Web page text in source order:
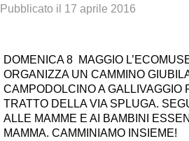
Pubblicato il 17 aprile 2016
DOMENICA 8 MAGGIO
ORGANIZZA UN CAMMINO
CAMPODOLCINO A GALLIVAGGIO
TRATTO DELLA VIA SPLUGA.
ALLE MAMME E AI BAMBINI
MAMMA. CAMMINIAMO INSIEME!